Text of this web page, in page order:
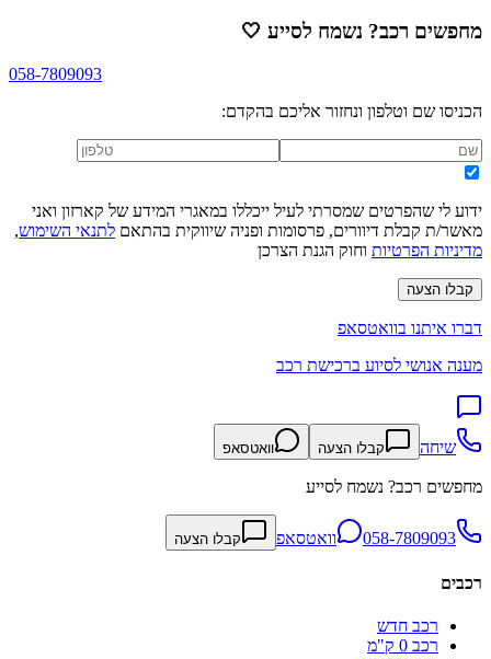
מחפשים רכב? נשמח לסייע 🤍
058-7809093
הכניסו שם וטלפון ונחזור אליכם בהקדם:
ידוע לי שהפרטים שמסרתי לעיל ייכללו במאגרי המידע של קארזון ואני
מאשר/ת קבלת דיוורים, פרסומות ופניה שיווקית בהתאם לתנאי השימוש,
מדיניות הפרטיות וחוק הגנת הצרכן
קבלו הצעה
דברו איתנו בוואטסאפ
מענה אנושי לסיוע ברכישת רכב
שיחה קבלו הצעה וואטסאפ
מחפשים רכב? נשמח לסייע
058-7809093 וואטסאפ קבלו הצעה
רכבים
רכב חדש
רכב 0 ק"מ